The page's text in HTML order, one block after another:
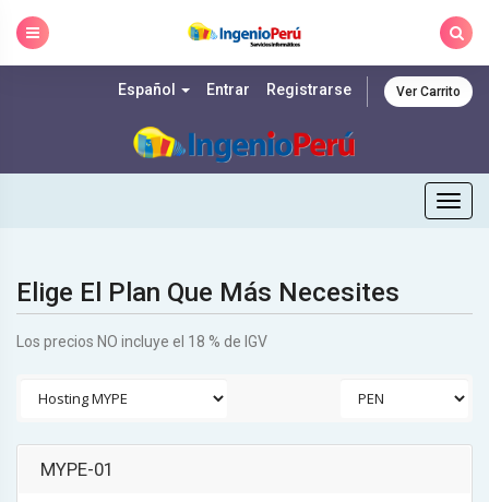
content
Español Entrar Registrarse Ver Carrito
Elige El Plan Que Más Necesites
Los precios NO incluye el 18 % de IGV
MYPE-01